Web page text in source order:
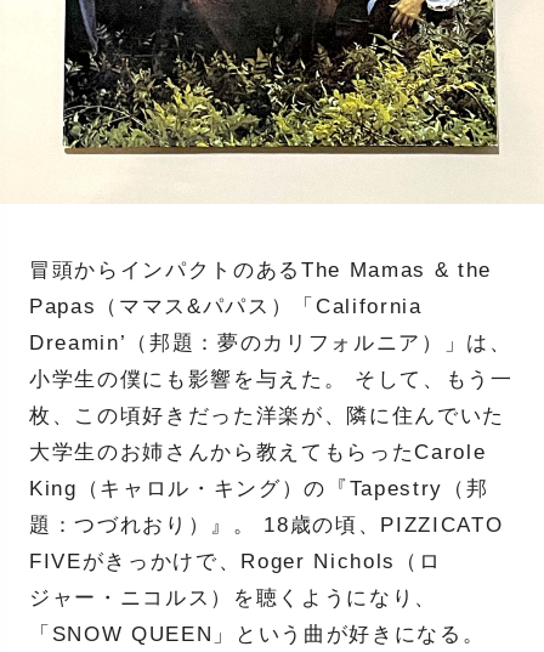
冒頭からインパクトのあるThe Mamas & the
Papas（ママス&パパス）「California
Dreamin’（邦題：夢のカリフォルニア）」は、
小学生の僕にも影響を与えた。 そして、もう一
枚、この頃好きだった洋楽が、隣に住んでいた
大学生のお姉さんから教えてもらったCarole
King（キャロル・キング）の『Tapestry（邦
題：つづれおり）』。 18歳の頃、PIZZICATO
FIVEがきっかけで、Roger Nichols（ロ
ジャー・ニコルス）を聴くようになり、
「SNOW QUEEN」という曲が好きになる。